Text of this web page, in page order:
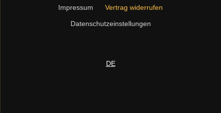
Impressum Vertrag widerrufen
Datenschutzeinstellungen
DE